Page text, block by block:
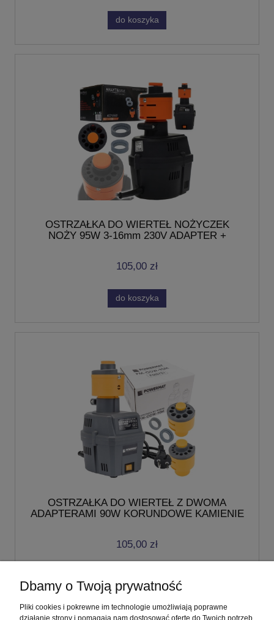
do koszyka
OSTRZAŁKA DO WIERTEŁ NOŻYCZEK
NOŻY 95W 3-16mm 230V ADAPTER +
105,00 zł
do koszyka
OSTRZAŁKA DO WIERTEŁ Z DWOMA
ADAPTERAMI 90W KORUNDOWE KAMIENIE
105,00 zł
Dbamy o Twoją prywatność
Pliki cookies i pokrewne im technologie umożliwiają poprawne
działanie strony i pomagają nam dostosować ofertę do Twoich potrzeb.